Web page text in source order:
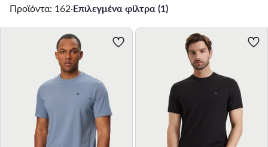
Προϊόντα: 162·Επιλεγμένα φίλτρα (1)